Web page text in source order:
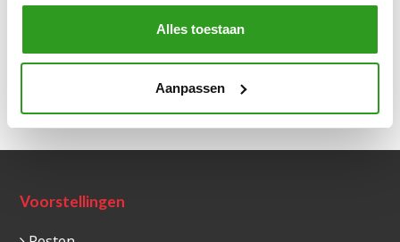
Alles toestaan
Aanpassen
Volgende
Voorstellingen